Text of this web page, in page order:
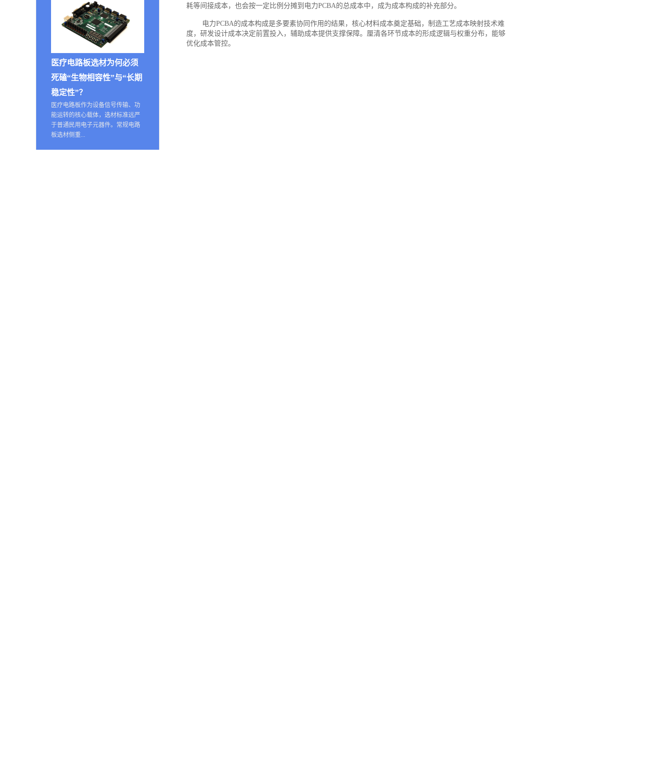
医疗电路板选材为何必须
死磕“生物相容性”与“长期
稳定性”？
医疗电路板作为设备信号传输、功
能运转的核心载体，选材标准远严
于普通民用电子元器件。常规电路
板选材侧重...
耗等间接成本，也会按一定比例分摊到电力PCBA的总成本中，成为成本构成的补充部分。
电力PCBA的成本构成是多要素协同作用的结果，核心材料成本奠定基础，制造工艺成本映射技术难
度，研发设计成本决定前置投入，辅助成本提供支撑保障。厘清各环节成本的形成逻辑与权重分布，能够
优化成本管控。